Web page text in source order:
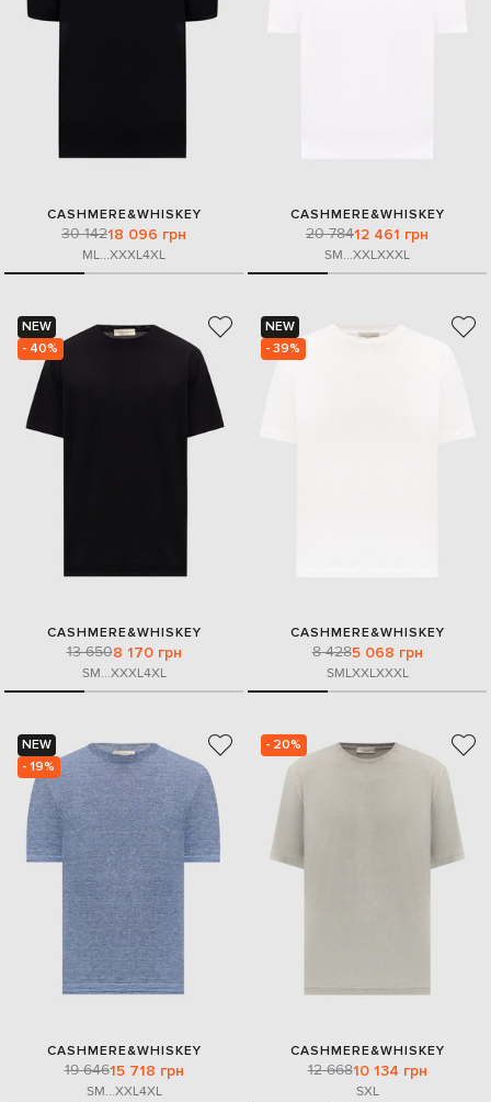
CASHMERE&WHISKEY
30 14218 096 грн
ML...XXXL4XL
CASHMERE&WHISKEY
20 78412 461 грн
SM...XXLXXXL
NEW
- 40%
CASHMERE&WHISKEY
13 6508 170 грн
SM...XXXL4XL
NEW
- 39%
CASHMERE&WHISKEY
8 4285 068 грн
SMLXXLXXXL
NEW
- 19%
CASHMERE&WHISKEY
19 64615 718 грн
SM...XXL4XL
- 20%
CASHMERE&WHISKEY
12 66810 134 грн
SXL